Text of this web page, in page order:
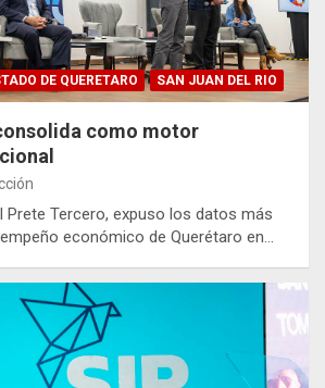
DE QUERETARO SAN JUAN DEL RIO
como motor
Prete Tercero, expuso los datos más
económico de Querétaro en…